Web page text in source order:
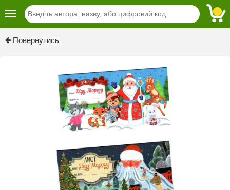
Повернутись